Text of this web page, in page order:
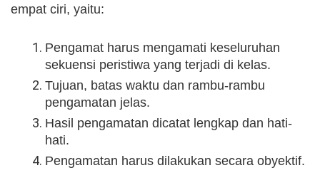
empat ciri, yaitu:
Pengamat harus mengamati keseluruhan
sekuensi peristiwa yang terjadi di kelas.
Tujuan, batas waktu dan rambu-rambu
pengamatan jelas.
Hasil pengamatan dicatat lengkap dan hati-
hati.
Pengamatan harus dilakukan secara obyektif.